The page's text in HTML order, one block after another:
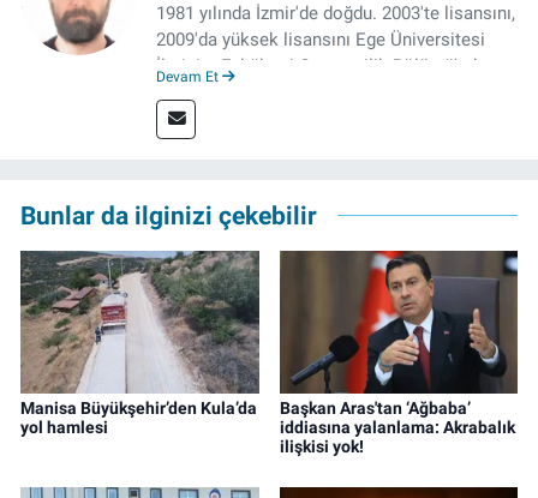
1981 yılında İzmir'de doğdu. 2003'te lisansını,
2009'da yüksek lisansını Ege Üniversitesi
İletişim Fakültesi Gazetecilik Bölümü'nde
tezinden hareketle yazdığı "İdeoloji ve
Gündelik Hayatta Milliyetçilik" adlı kitabı,
ve editör olarak görev yapmaktadır.
Devam Et
Bunlar da ilginizi çekebilir
Manisa Büyükşehir’den Kula’da
yol hamlesi
Başkan Aras'tan ‘Ağbaba’
iddiasına yalanlama: Akrabalık
ilişkisi yok!